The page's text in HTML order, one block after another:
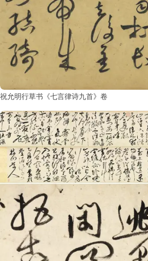
祝允明行草书《七言律诗九首》卷